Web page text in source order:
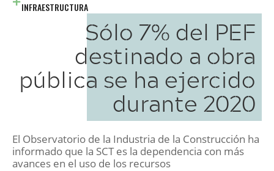
INFRAESTRUCTURA
Sólo 7% del PEF
destinado a obra
pública se ha ejercido
durante 2020
El Observatorio de la Industria de la Construcción ha
informado que la SCT es la dependencia con más
avances en el uso de los recursos